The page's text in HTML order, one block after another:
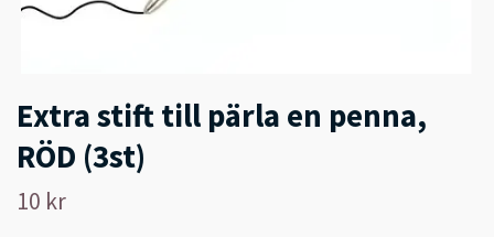
Extra stift till pärla en penna,
RÖD (3st)
10 kr